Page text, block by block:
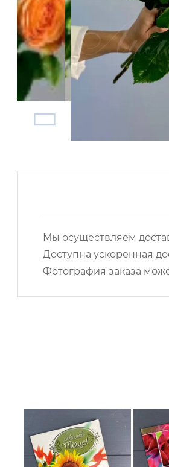
Мы осуществляем
Доступна ускоренная
Фотография заказа